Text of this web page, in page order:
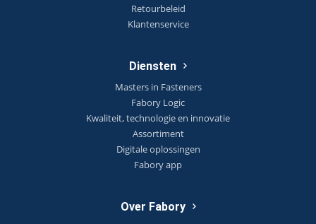
Retourbeleid
Klantenservice
Diensten
Masters in Fasteners
Fabory Logic
Kwaliteit, technologie en innovatie
Assortiment
Digitale oplossingen
Fabory app
Over Fabory